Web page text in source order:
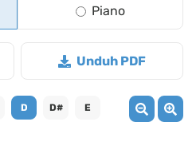
Piano
Unduh PDF
D D# E